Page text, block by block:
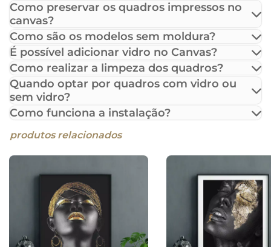
Como preservar os quadros impressos no
canvas?
Como são os modelos sem moldura?
É possível adicionar vidro no Canvas?
Como realizar a limpeza dos quadros?
Quando optar por quadros com vidro ou
sem vidro?
Como funciona a instalação?
produtos relacionados